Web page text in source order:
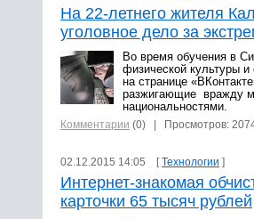
На 22-летнего жителя
уголовное дело за
Во время обучения в
физической культуры
на странице
разжигающие вражду
национальностями.
Комментарии (0) | Просмотров:
02.12.2015 14:05 [Технологии ]
Интернет-знакомая
карточки 65 тысяч рублей